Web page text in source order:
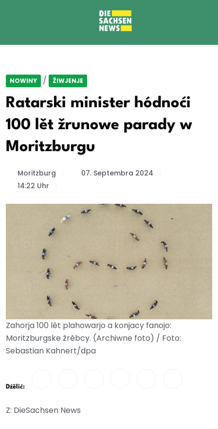
NOWINY / ŽIWJENJE
Ratarski minister hódnoći
100 lět žrunowe parady w
Moritzburgu
Moritzburg
07. Septembra 2024
14:22 Uhr
Zahorja 100 lět plahowarjo a konjacy fanojo:
Moritzburgske žrěbcy. (Archiwne foto) / Foto:
Sebastian Kahnert/dpa
Dźělić:
Z: DieSachsen News